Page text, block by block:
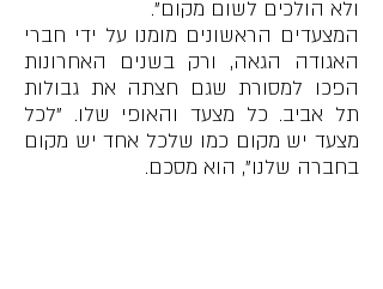
ולא הולכים לשום מקום".
המצעדים הראשונים מומנו על ידי חברי
האגודה הגאה, ורק בשנים האחרונות
הפכו למסורת שגם חצתה את גבולות
תל אביב. כל מצעד והאופי שלו. "לכל
מצעד יש מקום כמו שלכל אחד יש מקום
בחברה שלנו", הוא מסכם.